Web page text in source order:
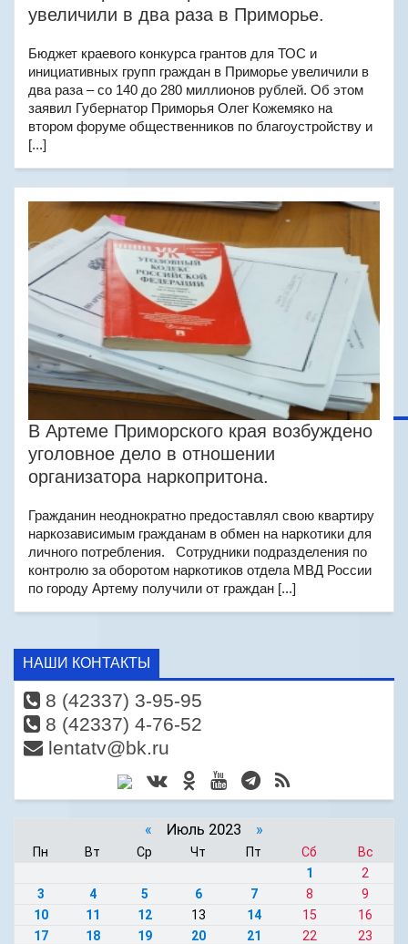
увеличили в два раза в Приморье.
Бюджет краевого конкурса грантов для ТОС и
инициативных групп граждан в Приморье увеличили в
два раза – со 140 до 280 миллионов рублей. Об этом
заявил Губернатор Приморья Олег Кожемяко на
втором форуме общественников по благоустройству и
[...]
В Артеме Приморского края возбуждено
уголовное дело в отношении
организатора наркопритона.
Гражданин неоднократно предоставлял свою квартиру
наркозависимым гражданам в обмен на наркотики для
личного потребления. Сотрудники подразделения по
контролю за оборотом наркотиков отдела МВД России
по городу Артему получили от граждан [...]
НАШИ КОНТАКТЫ
8 (42337) 3-95-95
8 (42337) 4-76-52
lentatv@bk.ru
« Июль 2023 »
Пн Вт Ср Чт Пт Сб
Вс
1
2
3
4 5 6 7 8
9
10
11 12 13 14 15
16
17
18 19 20 21 22
23